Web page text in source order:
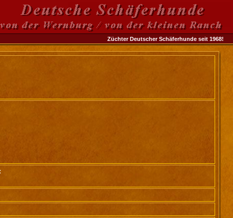
Züchter Deutscher Schäferhunde seit 1968!